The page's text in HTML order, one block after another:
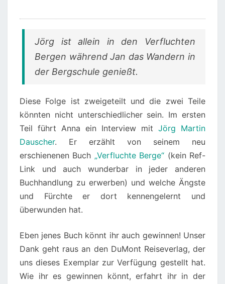
Jörg ist allein in den Verfluchten
Bergen während Jan das Wandern in
der Bergschule genießt.
Diese Folge ist zweigeteilt und die zwei Teile
könnten nicht unterschiedlicher sein. Im ersten
Teil führt Anna ein Interview mit Jörg Martin
Dauscher. Er erzählt von seinem neu
erschienenen Buch „Verfluchte Berge“ (kein Ref-
Link und auch wunderbar in jeder anderen
Buchhandlung zu erwerben) und welche Ängste
und Fürchte er dort kennengelernt und
überwunden hat.
Eben jenes Buch könnt ihr auch gewinnen! Unser
Dank geht raus an den DuMont Reiseverlag, der
uns dieses Exemplar zur Verfügung gestellt hat.
Wie ihr es gewinnen könnt, erfahrt ihr in der